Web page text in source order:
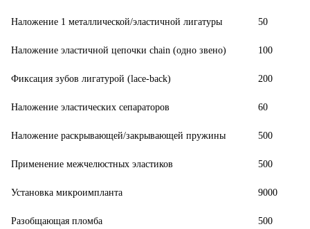
Наложение 1 металлической/эластичной лигатуры 50
Наложение эластичной цепочки chain (одно звено) 100
Фиксация зубов лигатурой (lace-back) 200
Наложение эластических сепараторов 60
Наложение раскрывающей/закрывающей пружины 500
Применение межчелюстных эластиков 500
Установка микроимпланта 9000
Разобщающая пломба 500